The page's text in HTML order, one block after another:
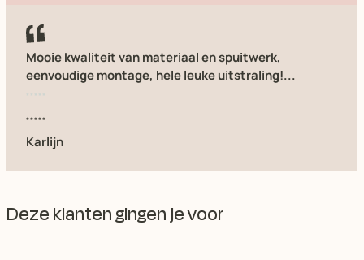
Mooie kwaliteit van materiaal en spuitwerk,
eenvoudige montage, hele leuke uitstraling!...
Karlijn
Deze klanten gingen je voor